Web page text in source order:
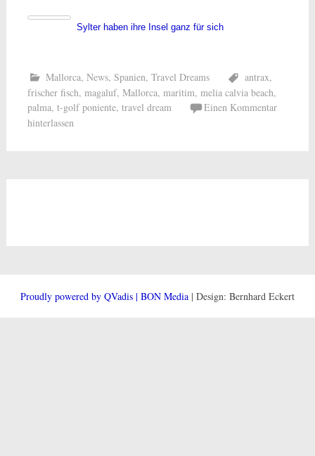
Sylter haben ihre Insel ganz für sich
Mallorca, News, Spanien, Travel Dreams antrax,
frischer fisch, magaluf, Mallorca, maritim, melia calvia beach,
palma, t-golf poniente, travel dream
Einen Kommentar
hinterlassen
Proudly powered by QVadis | BON Media | Design: Bernhard Eckert